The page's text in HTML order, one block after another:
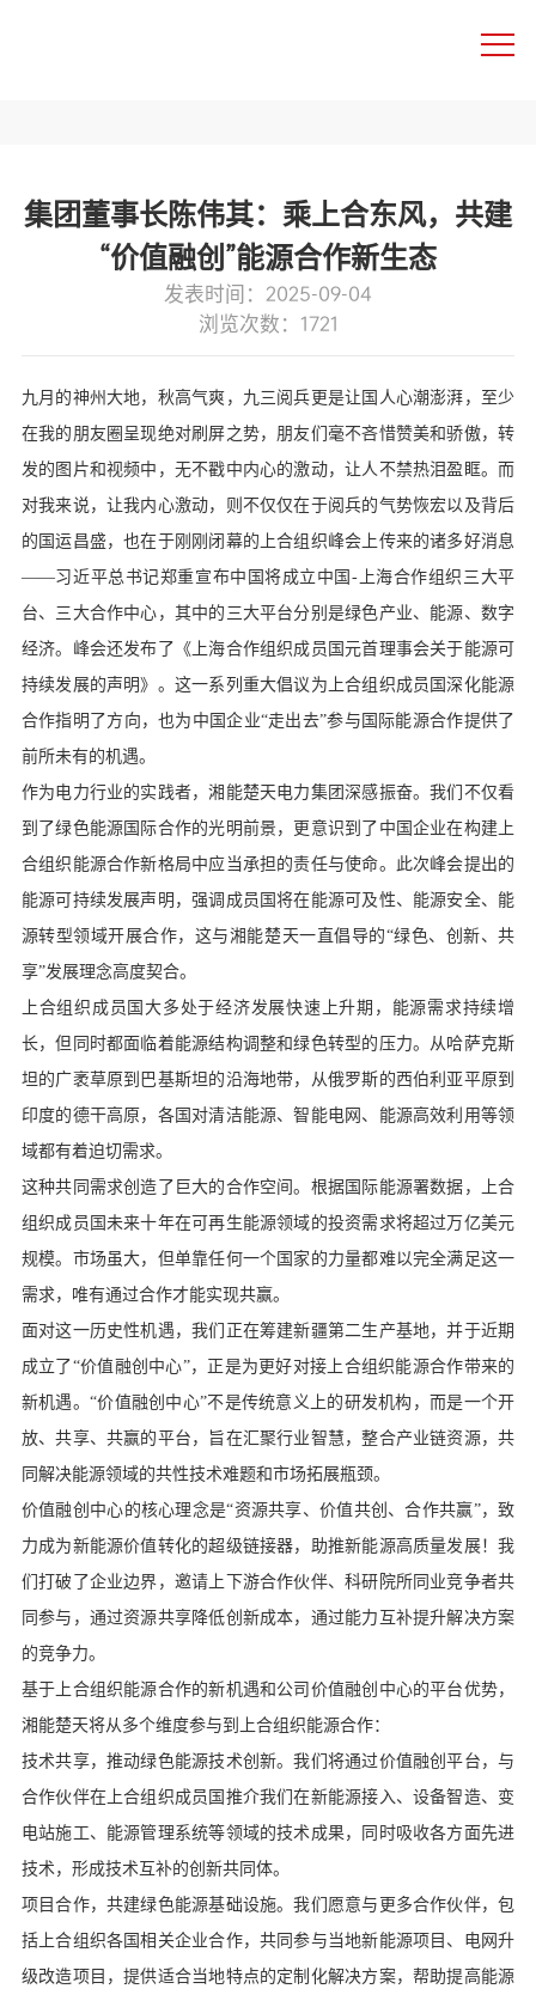
集团董事长陈伟其：乘上合东风，共建
“价值融创”能源合作新生态
发表时间：2025-09-04
浏览次数：1721
九月的神州大地，秋高气爽，九三阅兵更是让国人心潮澎湃，至少
在我的朋友圈呈现绝对刷屏之势，朋友们毫不吝惜赞美和骄傲，转
发的图片和视频中，无不戳中内心的激动，让人不禁热泪盈眶。而
对我来说，让我内心激动，则不仅仅在于阅兵的气势恢宏以及背后
的国运昌盛，也在于刚刚闭幕的上合组织峰会上传来的诸多好消息
——习近平总书记郑重宣布中国将成立中国-上海合作组织三大平
台、三大合作中心，其中的三大平台分别是绿色产业、能源、数字
经济。峰会还发布了《上海合作组织成员国元首理事会关于能源可
持续发展的声明》。这一系列重大倡议为上合组织成员国深化能源
合作指明了方向，也为中国企业“走出去”参与国际能源合作提供了
前所未有的机遇。
作为电力行业的实践者，湘能楚天电力集团深感振奋。我们不仅看
到了绿色能源国际合作的光明前景，更意识到了中国企业在构建上
合组织能源合作新格局中应当承担的责任与使命。此次峰会提出的
能源可持续发展声明，强调成员国将在能源可及性、能源安全、能
源转型领域开展合作，这与湘能楚天一直倡导的“绿色、创新、共
享”发展理念高度契合。
上合组织成员国大多处于经济发展快速上升期，能源需求持续增
长，但同时都面临着能源结构调整和绿色转型的压力。从哈萨克斯
坦的广袤草原到巴基斯坦的沿海地带，从俄罗斯的西伯利亚平原到
印度的德干高原，各国对清洁能源、智能电网、能源高效利用等领
域都有着迫切需求。
这种共同需求创造了巨大的合作空间。根据国际能源署数据，上合
组织成员国未来十年在可再生能源领域的投资需求将超过万亿美元
规模。市场虽大，但单靠任何一个国家的力量都难以完全满足这一
需求，唯有通过合作才能实现共赢。
面对这一历史性机遇，我们正在筹建新疆第二生产基地，并于近期
成立了“价值融创中心”，正是为更好对接上合组织能源合作带来的
新机遇。“价值融创中心”不是传统意义上的研发机构，而是一个开
放、共享、共赢的平台，旨在汇聚行业智慧，整合产业链资源，共
同解决能源领域的共性技术难题和市场拓展瓶颈。
价值融创中心的核心理念是“资源共享、价值共创、合作共赢”，致
力成为新能源价值转化的超级链接器，助推新能源高质量发展！我
们打破了企业边界，邀请上下游合作伙伴、科研院所同业竞争者共
同参与，通过资源共享降低创新成本，通过能力互补提升解决方案
的竞争力。
基于上合组织能源合作的新机遇和公司价值融创中心的平台优势，
湘能楚天将从多个维度参与到上合组织能源合作：
技术共享，推动绿色能源技术创新。我们将通过价值融创平台，与
合作伙伴在上合组织成员国推介我们在新能源接入、设备智造、变
电站施工、能源管理系统等领域的技术成果，同时吸收各方面先进
技术，形成技术互补的创新共同体。
项目合作，共建绿色能源基础设施。我们愿意与更多合作伙伴，包
括上合组织各国相关企业合作，共同参与当地新能源项目、电网升
级改造项目，提供适合当地特点的定制化解决方案，帮助提高能源